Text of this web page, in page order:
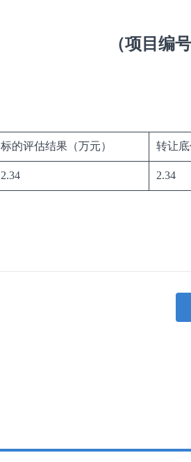
（项目编
标的评估结果（万元） 转让底
2.34 2.34